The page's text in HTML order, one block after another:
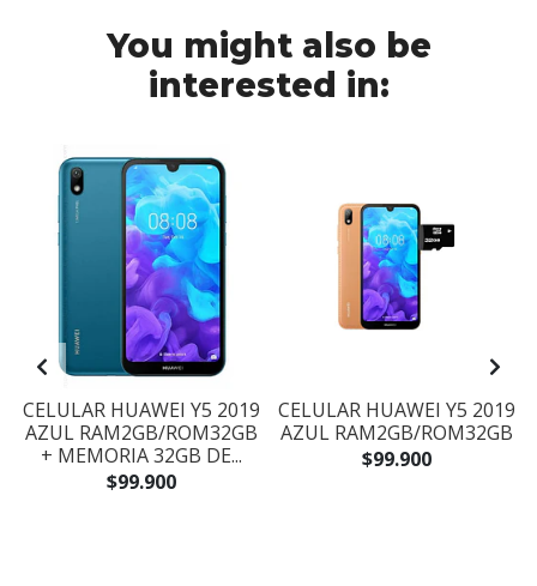
You might also be
interested in:
CELULAR HUAWEI Y5 2019
AZUL RAM2GB/ROM32GB
+ MEMORIA 32GB DE...
$99.900
CELULAR HUAWEI Y5 2019
AZUL RAM2GB/ROM32GB
$99.900